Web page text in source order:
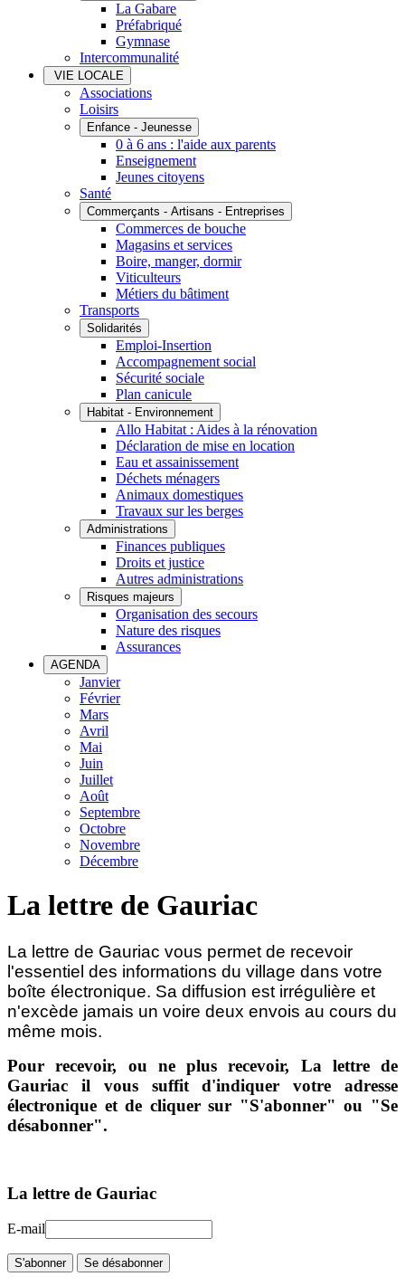
La Gabare
Préfabriqué
Gymnase
Intercommunalité
VIE LOCALE
Associations
Loisirs
Enfance - Jeunesse
0 à 6 ans : l'aide aux parents
Enseignement
Jeunes citoyens
Santé
Commerçants - Artisans - Entreprises
Commerces de bouche
Magasins et services
Boire, manger, dormir
Viticulteurs
Métiers du bâtiment
Transports
Solidarités
Emploi-Insertion
Accompagnement social
Sécurité sociale
Plan canicule
Habitat - Environnement
Allo Habitat : Aides à la rénovation
Déclaration de mise en location
Eau et assainissement
Déchets ménagers
Animaux domestiques
Travaux sur les berges
Administrations
Finances publiques
Droits et justice
Autres administrations
Risques majeurs
Organisation des secours
Nature des risques
Assurances
AGENDA
Janvier
Février
Mars
Avril
Mai
Juin
Juillet
Août
Septembre
Octobre
Novembre
Décembre
La lettre de Gauriac
La lettre de Gauriac vous permet de recevoir
l'essentiel des informations du village dans votre
boîte électronique. Sa diffusion est irrégulière et
n'excède jamais un voire deux envois au cours du
même mois.
Pour recevoir, ou ne plus recevoir, La lettre de
Gauriac il vous suffit d'indiquer votre adresse
électronique et de cliquer sur "S'abonner" ou "Se
désabonner".
La lettre de Gauriac
E-mail
S'abonner Se désabonner